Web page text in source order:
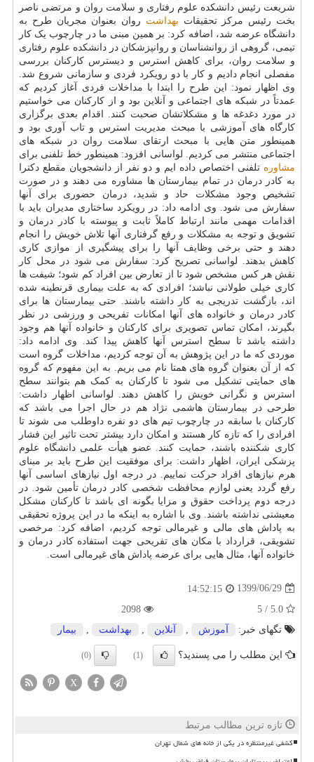
شریعت رئیس دانشکده علوم رفتاری و سلامت روان و مرتضی ناصر
بخت رئیس مرکز تحقیقات بهداشت روان بعنوان مجریان طرح به
دانشگاه عرضه شد، اضافه کرد: بر همین مبنی ما در چارچوب یک کار
تیمی، گروهی از روانشناسان و روانپزشکان در دانشکده علوم رفتاری
و سلامت روان، برای کاهش استرس و دیسترس کارکنان بررسی
مفصلی انجام دادیم و کار با دو رویکرد فردی و سازمانی شروع شد.
وی اظهار نمود: این طرح را ابتدا با مداخلات فردی آغاز کردیم که
عمدتاً در شبکه های اجتماعی و آنلاین بود و از کارکنان می خواستیم
در مورد دغدغه ها و مشکلاتشان صحبت کنند. اقدام بعدی برگزاری
کارگاه های آموزشی با مبحث مدیریت استرس و تاب آوری بود و
همینطور متن هایی با مبحث ارتقای سلامت روان در شبکه های
اجتماعی منتشر می کردیم. لواسانی افزود: همینطور خط تلفنی برای
مشاوره تلفنی اختصاص داده ایم و دو نفر از دانشجویان مقطع دکترا
به کادر درمان در تمام بیمارستان ها مشاوره می دهند و در صورت
تشخیص وجود مشکلات حاد و شدید، درمان حضوری برای آنها
سفارش می شود. وی ادامه داد: در رویکرد ساختاری مدیران باید با
اقدامات مهمی مانند ارتباط کاملاً ثابت و پیوسته با کادر درمان و
تشویق و توجه به مشکلات و رفع گرفتاری آنها تلاش خویش را انجام
دهند و حتی برخی وظایف آنها را برای پیشگیری از موازی کاری
کاهش بدهند. لواسانی تصریح کرد: سفارش می شود در محل کار
نقش هر کس مشخص شود تا از تعارض بین افراد کم شود؛ شیفت ها
کاری خیلی طولانی نباشد؛ افرادی که به علت بیماری قرنطینه شده
اند، بازگشت تدریجی به کار داشته باشند. حتی بیمارستان ها برای
کادر درمان و خانواده های آنها امکانات تفریحی و ورزشی در نظر
بگیرند، امکان تماس تصویری برای کارکنان و خانواده آنها هم وجود
داشته باشد تا سطح استرس آنها کاهش پیدا کند. وی ادامه داد:
موردی که ما در این پژوهش به آن توجه کردیم، مداخلات گروه است
که از آن بعنوان گروه های همتا نام می بریم. به این مفهوم که گروه
های حمایتی تشکیل می شود تا کارکنان به کمک هم بتوانند سطح
استرس و نگرانی خویش را کاهش دهند. لواسانی اظهار داشت:
طرحی در بیمارستان هاشمی نژاد هم در حال اجرا می باشد که
کارکنان با سابقه در چارچوب تیم های دو نفره داوطلب می شوند تا
افرادی را که تازه کار هستند و امکان دارد بیشتر تحت تاثیر این فشار
کاری شکننده باشند، حمایت کنند. عضو هیأت علمی دانشگاه علوم
پزشکی ایران، اظهار داشت: برای موفقیت این طرح باید بر مبنای
هرم نیازهای افراد حرکت نماییم. در درجه اول نیازهای اساسی آنها
رفع گردد یعنی لوازم محافظت شخصی کادر درمان تأمین شود. در
درجه دوم پرداخت حقوق و مزایا بگونه ای باشد تا کارکنان مشکل
معیشتی نداشته باشند. وی با اشاره به اینکه ما در این پروژه تحقیقی
به پاداش های مالی و غیرمالی توجه کردیم، اضافه کرد: مرخصی
تشویقی، قرارداد با مکان های تفریحی جهت استفاده کادر درمان و
خانواده آنها، مثال هایی برای عرضه پاداش های غیرمالی است.
1399/06/29
14:52:15
تگهای خبر:
آموزش آنلاین بهداشت بیمار
این مطلب را می پسندید؟ (1)
(0)
X
تازه ترین مطالب مرتبط
کشفی غیرمنتظره در یکی از خانه های شمال تهران